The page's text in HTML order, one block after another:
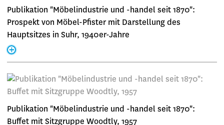
Publikation "Möbelindustrie und -handel seit 1870":
Prospekt von Möbel-Pfister mit Darstellung des
Hauptsitzes in Suhr, 1940er-Jahre
Publikation "Möbelindustrie und -handel seit 1870":
Buffet mit Sitzgruppe Woodtly, 1957